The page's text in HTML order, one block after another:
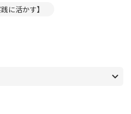
に活かす】